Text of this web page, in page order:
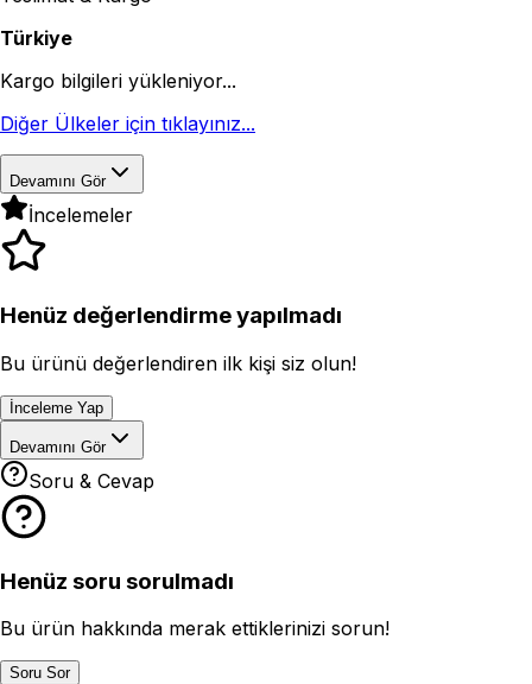
Türkiye
Kargo bilgileri yükleniyor...
Diğer Ülkeler için tıklayınız...
Devamını Gör
İncelemeler
Henüz değerlendirme yapılmadı
Bu ürünü değerlendiren ilk kişi siz olun!
İnceleme Yap
Devamını Gör
Soru & Cevap
Henüz soru sorulmadı
Bu ürün hakkında merak ettiklerinizi sorun!
Soru Sor